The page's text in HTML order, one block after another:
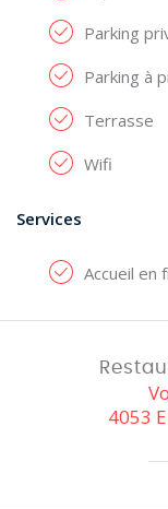
Parking
Parking à
Terrasse
Wifi
Services
Accueil en
4053